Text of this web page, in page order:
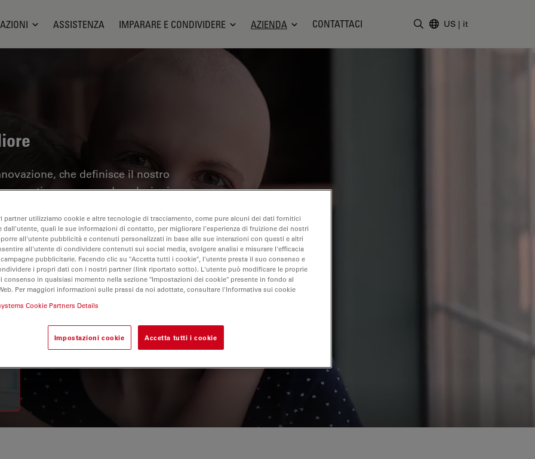
ASSISTENZA IMPARARE E CONDIVIDERE AZIENDA CONTATTACI US | it
che definisce il nostro
avanti, promuovendo soluzioni
vita di oggi e gettano le basi per un
partner utilizziamo cookie e altre tecnologie di tracciamento, come pure alcuni dei dati fornitici
dall'utente, quali le sue informazioni di contatto, per migliorare l'esperienza di fruizione dei nostri
all'utente pubblicità e contenuti personalizzati in base alle sue interazioni con questi e altri
all'utente di condividere contenuti sui social media, svolgere analisi e misurare l'efficacia
pubblicitarie. Facendo clic su "Accetta tutti i cookie", l'utente presta il suo consenso e
i propri dati con i nostri partner (link riportato sotto). L'utente può modificare le proprie
consenso in qualsiasi momento nella sezione "Impostazioni dei cookie" presente in fondo al
Per maggiori informazioni sulle prassi da noi adottate, consultare l'Informativa sui cookie
Cookie Partners Details
Impostazioni cookie Accetta tutti i cookie